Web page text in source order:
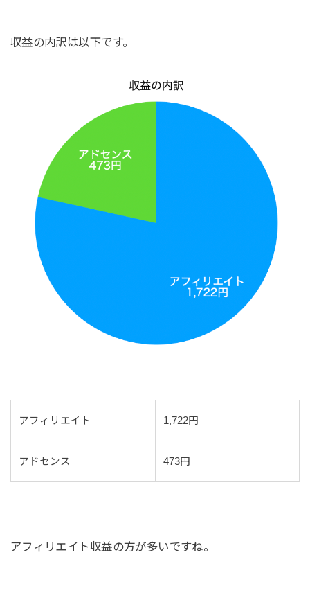
収益の内訳は以下です。
アフィリエイト 1,722円
アドセンス 473円
アフィリエイト収益の方が多いですね。